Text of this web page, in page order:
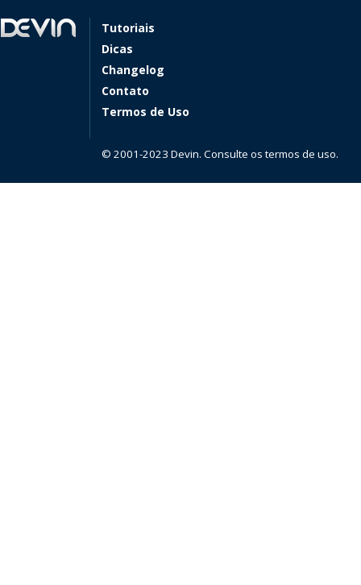
Tutoriais
Dicas
Changelog
Contato
Termos de Uso
© 2001-2023 Devin. Consulte os termos de uso.